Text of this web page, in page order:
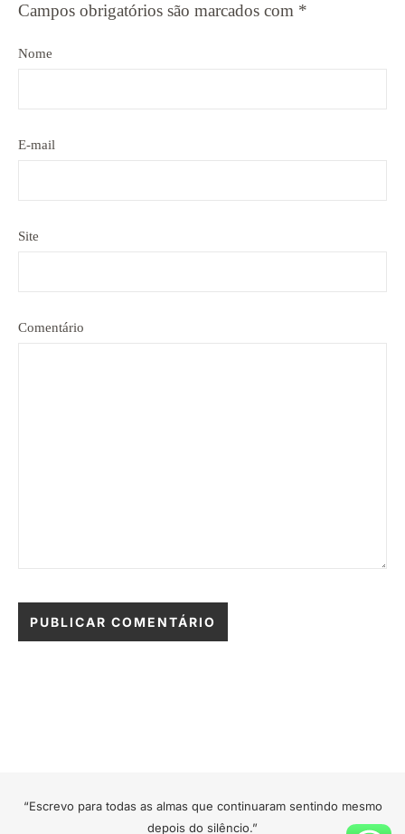
Campos obrigatórios são marcados com *
Nome
E-mail
Site
Comentário
“Escrevo para todas as almas que continuaram sentindo mesmo
depois do silêncio.”